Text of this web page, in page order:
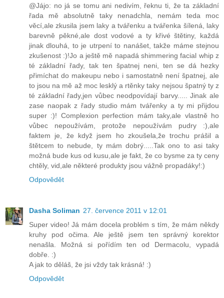
@Jájo: no já se tomu ani nedivím, řeknu ti, že ta základní
řada mě absolutně taky nenadchla, nemám teda moc
věcí,ale zkusila jsem laky a tvářenku a tvářenka šílená, laky
barevně pěkné,ale dost vodové a ty křivé štětiny, každá
jinak dlouhá, to je utrpení to nanášet, takže máme stejnou
zkušenost :)!Jo a ještě mě napadá shimmering facial whip z
té základní řady, tak ten špatnej neni, ten se dá hezky
přimíchat do makeupu nebo i samostatně není špatnej, ale
to jsou na mě až moc lesklý a rtěnky taky nejsou špatný ty z
té základní řady,jen vůbec neodpovídají barvy..... Jinak ale
zase naopak z řady studio mám tvářenky a ty mi přijdou
super :)! Complexion perfection mám taky,ale vlastně ho
vůbec nepoužívám, protože nepoužívám pudry :),ale
faktem je, že když jsem ho zkoušela,že trochu prášil a
štětcem to nebude, ty mám dobrý.....Tak ono to asi taky
možná bude kus od kusu,ale je fakt, že co bysme za ty ceny
chtěly, vid,ale některé produkty jsou vážně propadáky!:)
Odpovědět
Dasha Soliman 27. července 2011 v 12:01
Super video! Já mám docela problém s tím, že mám někdy
kruhy pod očima. Ale ještě jsem ten správný korektor
nenašla. Možná si pořídím ten od Dermacolu, vypadá
dobře. :)
A jak to děláš, že jsi vždy tak krásná! :)
Odpovědět